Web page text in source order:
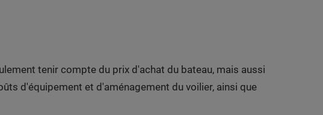
tenir compte du prix d'achat du bateau, mais aussi
d'équipement et d'aménagement du voilier, ainsi que